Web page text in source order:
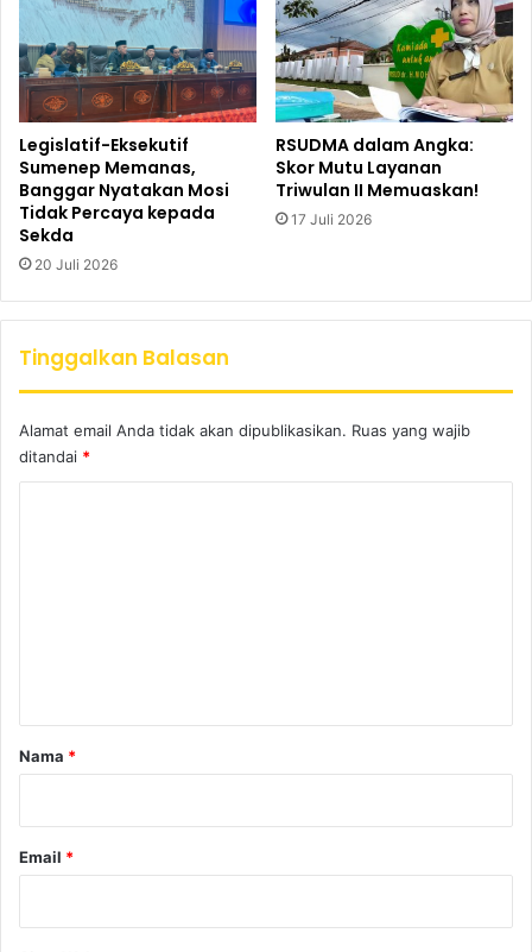
Legislatif-Eksekutif
Sumenep Memanas,
Banggar Nyatakan Mosi
Tidak Percaya kepada
Sekda
20 Juli 2026
RSUDMA dalam Angka:
Skor Mutu Layanan
Triwulan II Memuaskan!
17 Juli 2026
Tinggalkan Balasan
Alamat email Anda tidak akan dipublikasikan. Ruas yang wajib
ditandai *
rNama *
Email *